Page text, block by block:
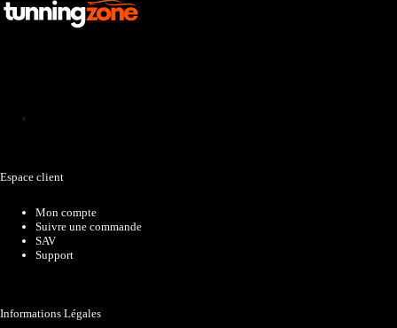
Espace client
Mon compte
Suivre une commande
SAV
Support
Informations Légales